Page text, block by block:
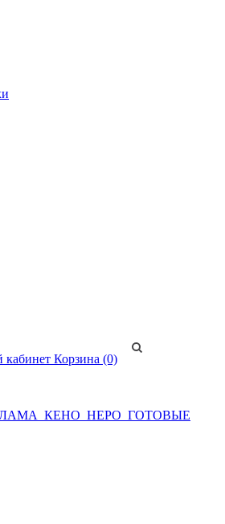
Корзина (0)
КЕНО НЕРО ГОТОВЫЕ